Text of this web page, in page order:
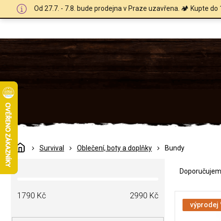
Od 27.7. - 7.8. bude prodejna v Praze uzavřena. 🏕️ Kupte
DomůSurvival Oblečení, boty a doplňky Bundy
P
o
a
1790 Kč 2990 Kč
e
výprodej